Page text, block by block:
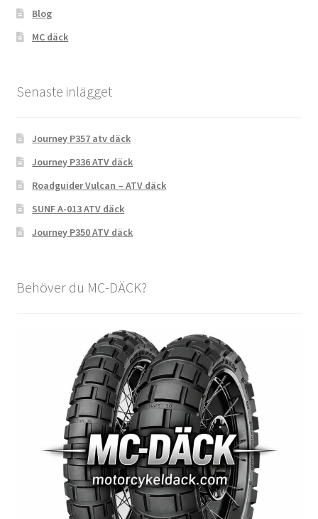
Blog
MC däck
Senaste inlägget
Journey P357 atv däck
Journey P336 ATV däck
Roadguider Vulcan – ATV däck
SUNF A-013 ATV däck
Journey P350 ATV däck
Behöver du MC-DÄCK?